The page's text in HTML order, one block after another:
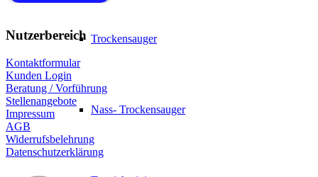
Trockensauger
Nass- Trockensauger
Nutzerbereich
Kontaktformular
Kunden Login
Beratung / Vorführung
Stellenangebote
Impressum
AGB
Widerrufsbelehrung
Datenschutzerklärung